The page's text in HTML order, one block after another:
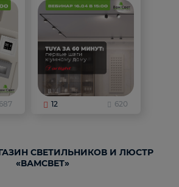
687 12 620
СВЕТИЛЬНИКОВ И ЛЮСТР
«ВАМСВЕТ»